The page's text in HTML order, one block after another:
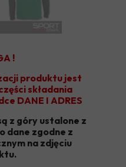
!
produktu jest
składania
DANE I ADRES
z góry ustalone z
dane zgodne z
na zdjęciu